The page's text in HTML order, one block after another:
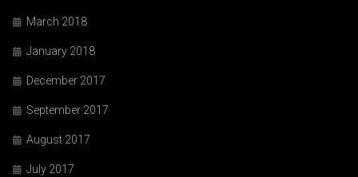
March 2018
January 2018
December 2017
September 2017
August 2017
July 2017